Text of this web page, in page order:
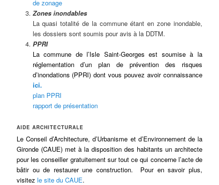
de zonage
Zones inondables
La quasi totalité de la commune étant en zone inondable,
les dossiers sont soumis pour avis à la DDTM.
PPRI
La commune de l’Isle Saint-Georges est soumise à la
réglementation d’un plan de prévention des risques
d’inondations (PPRI) dont vous pouvez avoir connaissance
ici.
plan PPRI
rapport de présentation
AIDE ARCHITECTURALE
Le Conseil d’Architecture, d’Urbanisme et d’Environnement de la
Gironde (CAUE) met à la disposition des habitants un architecte
pour les conseiller gratuitement sur tout ce qui concerne l’acte de
bâtir ou de restaurer une construction. Pour en savoir plus,
visitezle site du CAUE.